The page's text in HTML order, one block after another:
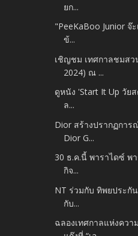
ยก...
"PeeKaBoo Junior จ๊
ข้...
เชิญชม เทศกาลชมสว
2024) ณ ...
ดูหนัง 'Start It Up วัย
ล...
Dior สร้างปรากฏกา
Dior G...
30 ธ.ค.นี้ พาราไดซ์ พ
กิจ...
NT ร่วมกับ ทิพยประกั
กับ...
ฉลองเทศกาลแห่งควา